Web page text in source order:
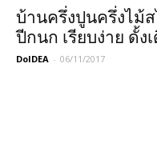
บ้านครึ่งปูนครึ่งไม้
ปีกนก เรียบง่าย ดั้ง
DoIDEA - 06/11/2017